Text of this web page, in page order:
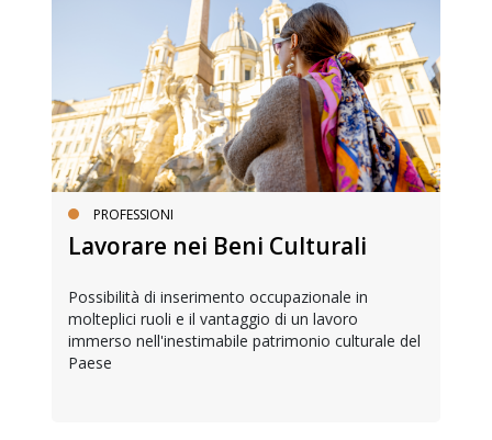
PROFESSIONI
Lavorare nei Beni Culturali
Possibilità di inserimento occupazionale in
molteplici ruoli e il vantaggio di un lavoro
immerso nell'inestimabile patrimonio culturale del
Paese